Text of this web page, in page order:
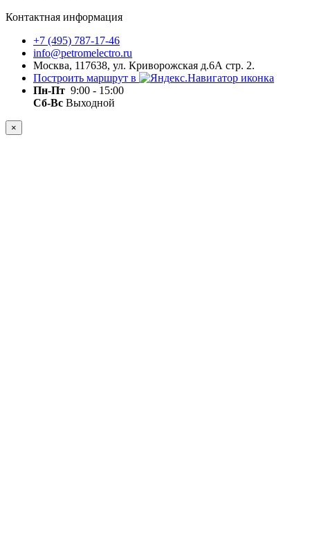
Контактная информация
+7 (495) 787-17-46
info@petromelectro.ru
Москва, 117638, ул. Криворожская д.6А стр. 2.
Построить маршрут в
Пн-Пт 9:00 - 15:00
Сб-Вс Выходной
×